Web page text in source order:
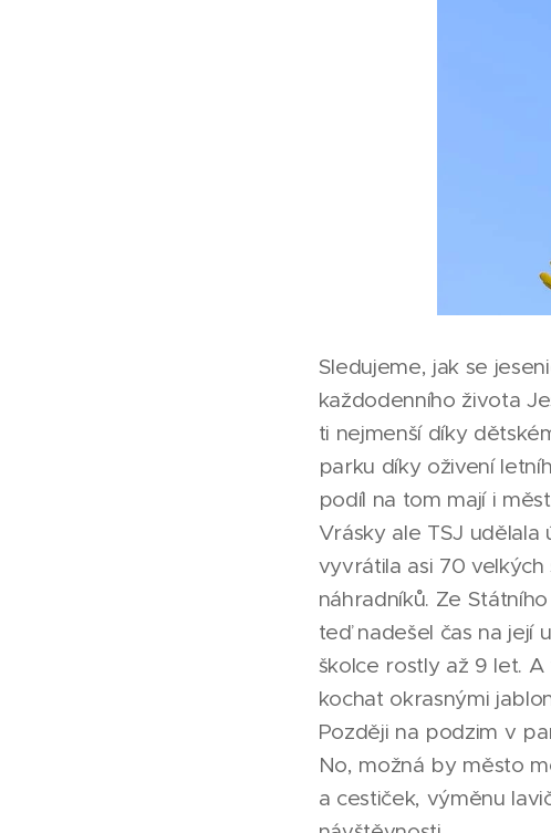
Sledujeme, jak se
každodenního života
ti nejmenší díky
parku díky oživení
podíl na tom mají i
Vrásky ale TSJ
vyvrátila asi 70
náhradníků. Ze
teď nadešel čas na její
školce rostly až 9 let.
kochat okrasnými
Později na podzim v
No, možná by město
a cestiček, výměnu